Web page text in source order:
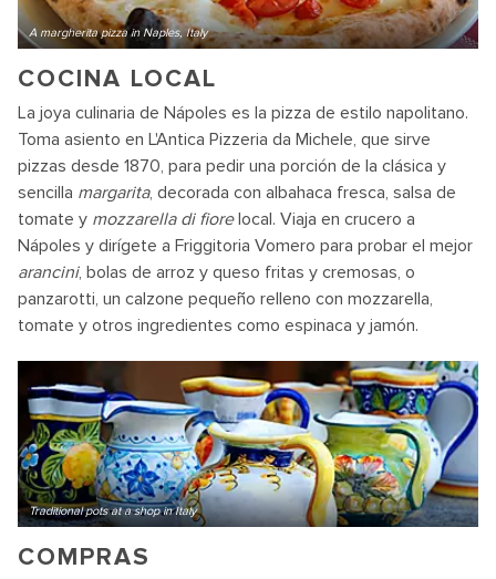
A margherita pizza in Naples, Italy
COCINA LOCAL
La joya culinaria de Nápoles es la pizza de estilo napolitano.
Toma asiento en L'Antica Pizzeria da Michele, que sirve
pizzas desde 1870, para pedir una porción de la clásica y
sencilla margarita, decorada con albahaca fresca, salsa de
tomate y mozzarella di fiorelocal. Viaja en crucero a
Nápoles y dirígete a Friggitoria Vomero para probar el mejor
arancini, bolas de arroz y queso fritas y cremosas, o
panzarotti, un calzone pequeño relleno con mozzarella,
tomate y otros ingredientes como espinaca y jamón.
Traditional pots at a shop in Italy
COMPRAS